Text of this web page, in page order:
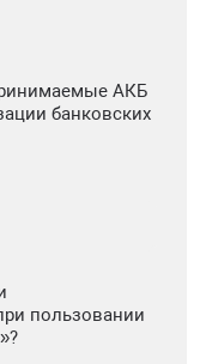
АКБ
банковских
пользовании